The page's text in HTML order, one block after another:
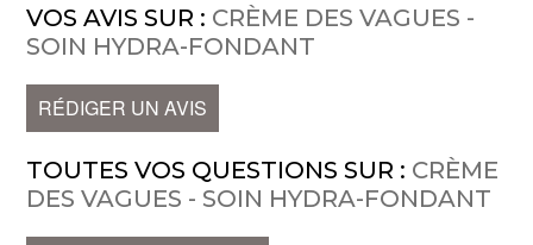
VOS AVIS SUR : CRÈME DES VAGUES -
SOIN HYDRA-FONDANT
RÉDIGER UN AVIS
TOUTES VOS QUESTIONS SUR : CRÈME
DES VAGUES - SOIN HYDRA-FONDANT